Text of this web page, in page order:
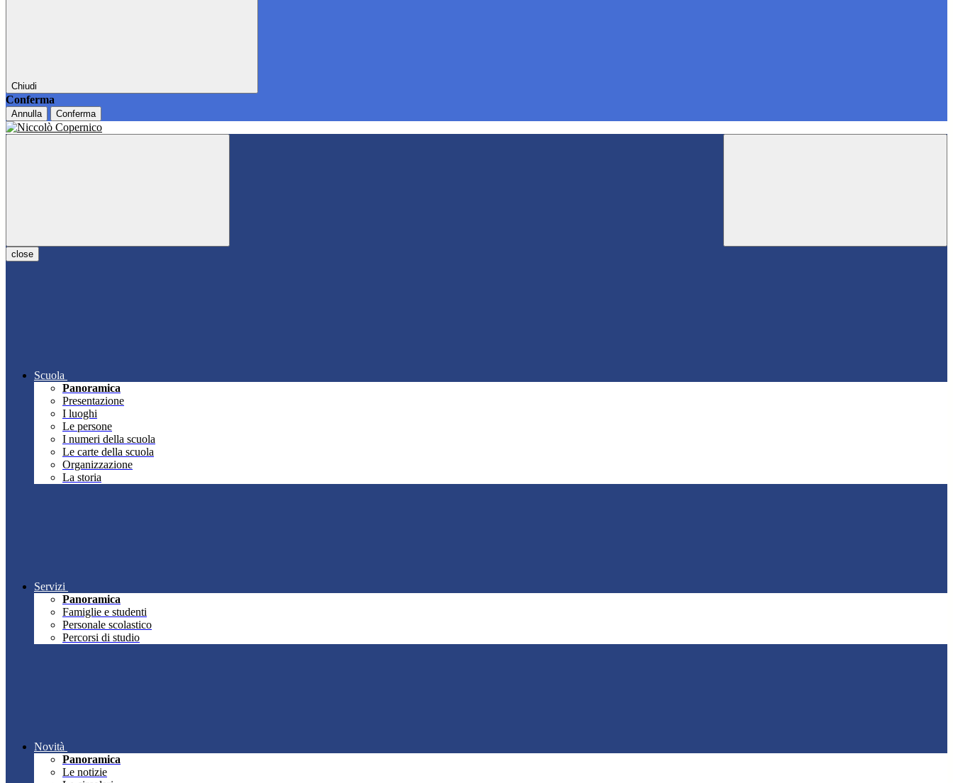
Chiudi
Conferma
Annulla Conferma
close
Scuola
Panoramica
Presentazione
I luoghi
Le persone
I numeri della scuola
Le carte della scuola
Organizzazione
La storia
Servizi
Panoramica
Famiglie e studenti
Personale scolastico
Percorsi di studio
Novità
Panoramica
Le notizie